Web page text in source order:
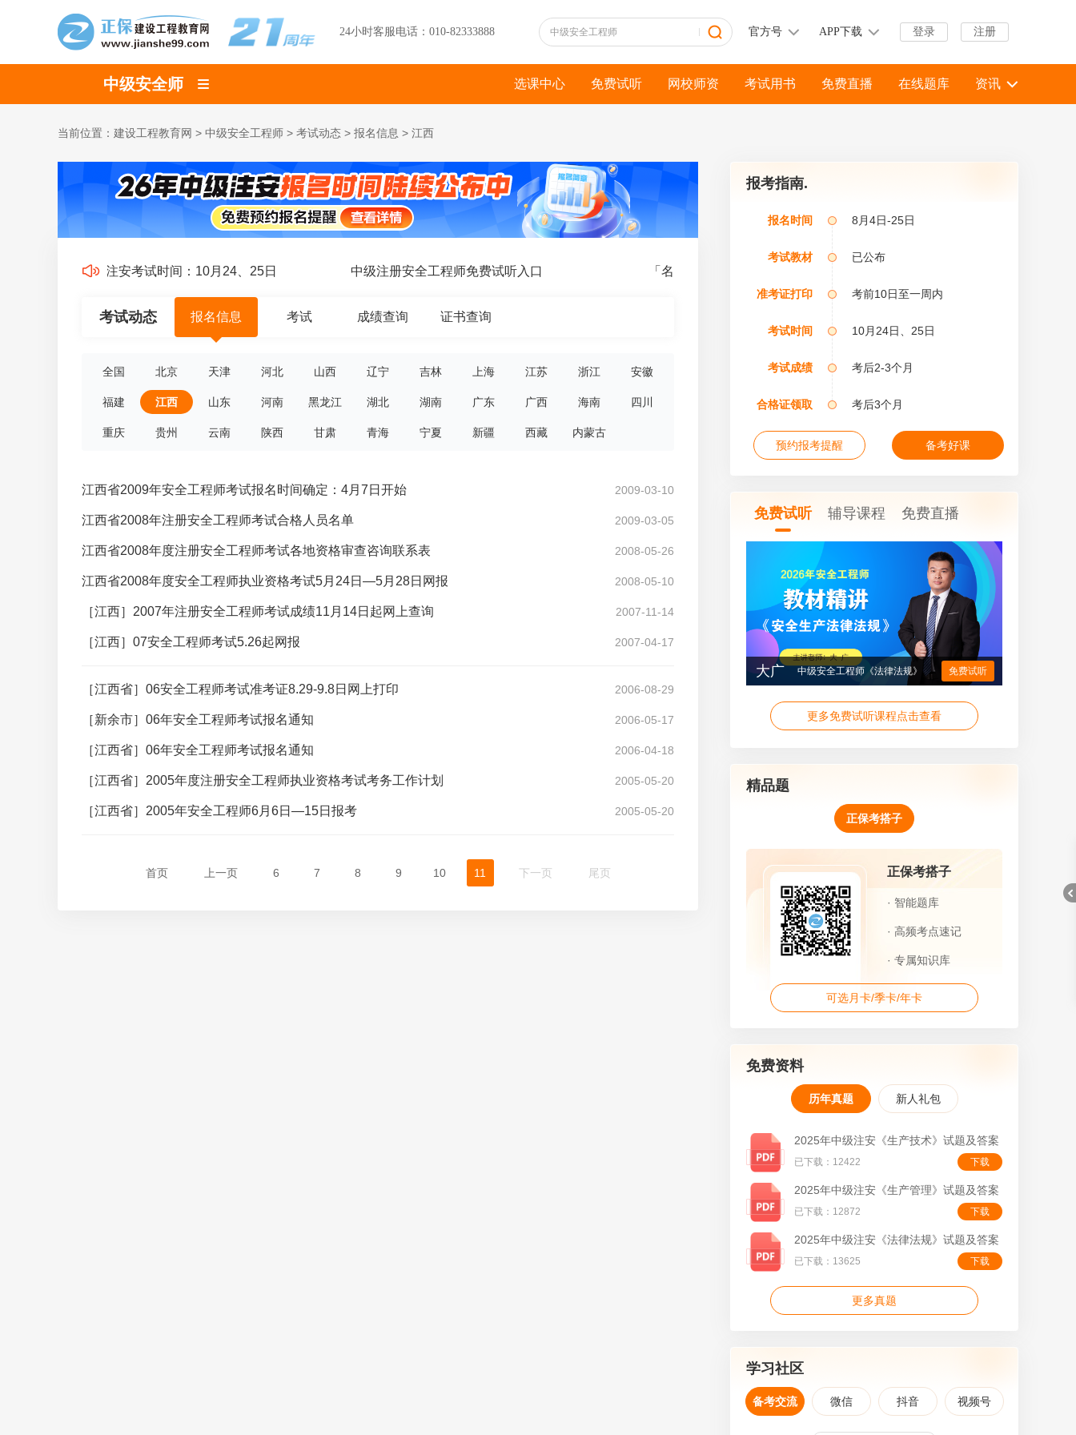
24小时客服电话：010-82333888 登录 注册
官方号 APP下载
中级安全师 选课中心 免费试听 网校师资 考试用书 免费直播 在线题库 资讯
当前位置： 建设工程教育网 > 中级安全工程师 > 考试动态 > 报名信息 > 江西
26年中级注安考试时间：10月24、25日 中级注册安全工程师免费试听入口 「名师私教签约班」全科考过奖励，不过协议退费
考试动态 报名信息 考试 成绩查询 证书查询
全国 北京 天津 河北 山西 辽宁 吉林 上海 江苏 浙江 安徽
福建 江西 山东 河南 黑龙江 湖北 湖南 广东 广西 海南 四川
重庆 贵州 云南 陕西 甘肃 青海 宁夏 新疆 西藏 内蒙古
江西省2009年安全工程师考试报名时间确定：4月7日开始 2009-03-10
江西省2008年注册安全工程师考试合格人员名单 2009-03-05
江西省2008年度注册安全工程师考试各地资格审查咨询联系表 2008-05-26
江西省2008年度安全工程师执业资格考试5月24日—5月28日网报 2008-05-10
［江西］2007年注册安全工程师考试成绩11月14日起网上查询 2007-11-14
［江西］07安全工程师考试5.26起网报 2007-04-17
［江西省］06安全工程师考试准考证8.29-9.8日网上打印 2006-08-29
［新余市］06年安全工程师考试报名通知 2006-05-17
［江西省］06年安全工程师考试报名通知 2006-04-18
［江西省］2005年度注册安全工程师执业资格考试考务工作计划 2005-05-20
［江西省］2005年安全工程师6月6日—15日报考 2005-05-20
首页 上一页 6 7 8 9 10 11 下一页 尾页
报考指南.
报名时间 8月4日-25日
考试教材 已公布
准考证打印 考前10日至一周内
考试时间 10月24日、25日
考试成绩 考后2-3个月
合格证领取 考后3个月
预约报考提醒 备考好课
免费试听 辅导课程 免费直播
大广 中级安全工程师《法律法规》 免费试听
更多免费试听课程点击查看
精品题
正保考搭子
正保考搭子
· 智能题库
· 高频考点速记
· 专属知识库
可选月卡/季卡/年卡
免费资料
历年真题 新人礼包
2025年中级注安《生产技术》试题及答案
已下载：12422 下载
2025年中级注安《生产管理》试题及答案
已下载：12872 下载
2025年中级注安《法律法规》试题及答案
已下载：13625 下载
更多真题
学习社区
备考交流 微信 抖音 视频号